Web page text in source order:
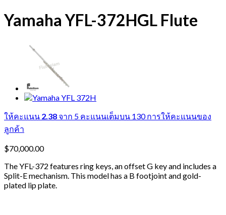
Yamaha YFL-372HGL Flute
ให้คะแนน 2.38 จาก 5 คะแนนเต็มบน 130การให้คะแนนของ
ลูกค้า
$70,000.00
The YFL-372 features ring keys, an offset G key and includes a
Split-E mechanism. This model has a B footjoint and gold-
plated lip plate.